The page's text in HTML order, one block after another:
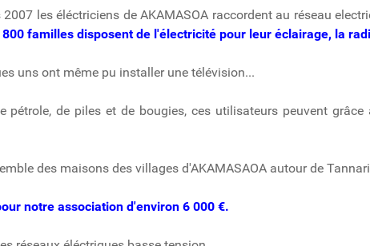
2007 les éléctriciens de AKAMASOA raccordent au réseau
800 familles disposent de l'électricité pour leur éclairage, la
uns ont même pu installer une télévision...
pétrole, de piles et de bougies, ces utilisateurs peuvent
des maisons des villages d'AKAMASAOA autour de
notre association d'environ 6 000 €.